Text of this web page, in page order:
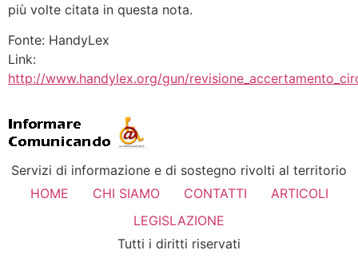
più volte citata in questa nota.
Fonte: HandyLex
Link:
http://www.handylex.org/gun/
Servizi di informazione e di sostegno rivolti al territorio
HOME
CHI SIAMO CONTATTI
ARTICOLI
LEGISLAZIONE
Tutti i diritti riservati